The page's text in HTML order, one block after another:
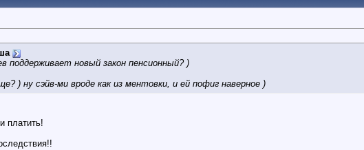
поддерживает новый закон пенсионный? )
) ну сэйв-ми вроде как из ментовки, и ей пофиг наверное )
платить!